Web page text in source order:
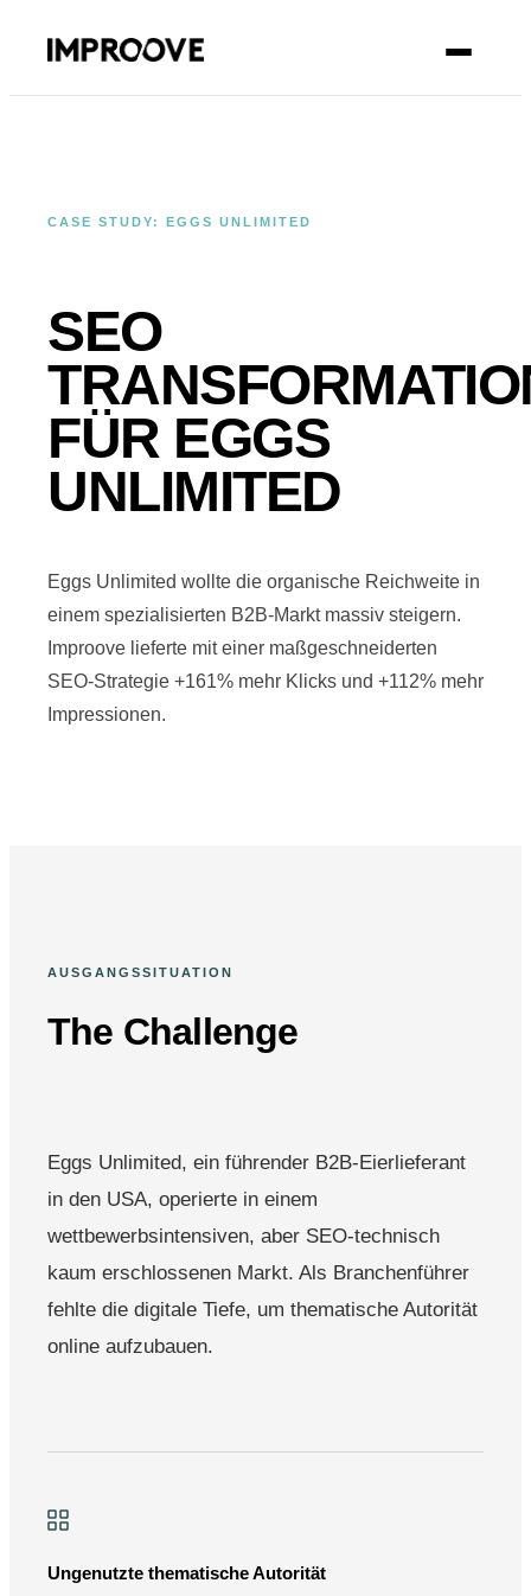
CASE STUDY: EGGS UNLIMITED
SEO
FÜR EGGS
UNLIMITED
Eggs Unlimited wollte die organische Reichweite in
einem spezialisierten B2B-Markt massiv steigern.
Improove lieferte mit einer maßgeschneiderten
SEO-Strategie +161% mehr Klicks und +112% mehr
Impressionen.
AUSGANGSSITUATION
The Challenge
Eggs Unlimited, ein führender B2B-Eierlieferant
in den USA, operierte in einem
wettbewerbsintensiven, aber SEO-technisch
kaum erschlossenen Markt. Als Branchenführer
fehlte die digitale Tiefe, um thematische Autorität
online aufzubauen.
Ungenutzte thematische Autorität